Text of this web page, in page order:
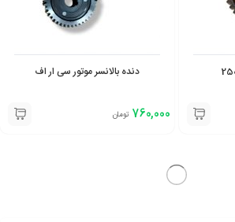
دنده بالانسر موتور سی ار اف
760,000 تومان